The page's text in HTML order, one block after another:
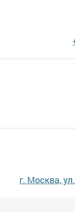
г. Москва,